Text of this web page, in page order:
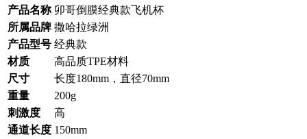
产品名称 卯哥倒膜经典款飞机杯
所属品牌 撒哈拉绿洲
产品型号 经典款
材质
高品质TPE材料
尺寸
长度180mm，直径70mm
重量
200g
刺激度
高
通道长度 150mm